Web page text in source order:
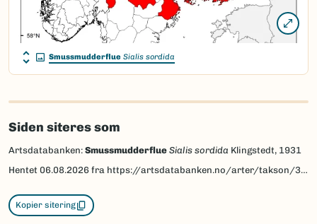
Smussmudderflue Sialis sordida
Siden siteres som
Artsdatabanken: Smussmudderflue Sialis sordida Klingstedt, 1931
Hentet 06.08.2026 fra https://artsdatabanken.no/arter/takson/34444
Kopier sitering